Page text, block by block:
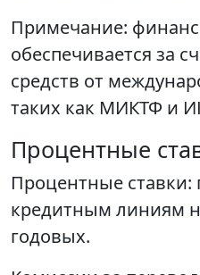
Примечание:
обеспечивается за
средств от
таких как МИКТФ и
Процентные
Процентные
кредитным линиям
годовых.